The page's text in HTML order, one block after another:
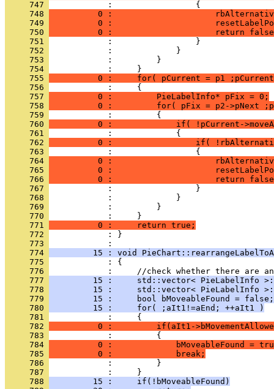
     747
     748
0 :
     749
0 :
     750
0 :                     return
     751
     752
     753
     754
     755
0 :     for( pCurrent = p1
     756
     757
          0 :         PieLabelInfo* pFix = 0;
     758
0 :         for( pFix = p2->pNext
     759
     760
0 :             if( !pCurrent-
     761
     762
0 :                 if(
     763
     764
0 :
     765
0 :
     766
0 :                     return
     767
     768
     769
     770
     771
          0 :     return true;
     772
            : }
     773
     774
15 : void
     775
     776
     777
15 :     std::vector< PieLabelInfo
     778
15 :     std::vector< PieLabelInfo
     779
         15 :     bool bMoveableFound = false;
     780
         15 :     for( ;aIt1!=aEnd; ++aIt1 )
     781
     782
0 :         if(aIt1-
     783
     784
0 :             bMoveableFound =
     785
          0 :             break;
     786
     787
     788
         15 :     if(!bMoveableFound)